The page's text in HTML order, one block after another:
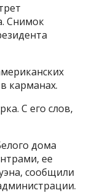
Снимок
карманах.
С его слов,
дома
ее
сообщили